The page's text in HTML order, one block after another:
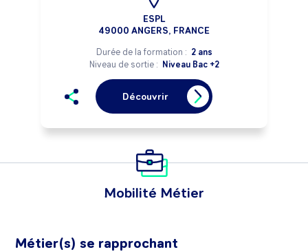
ESPL
49000 ANGERS, FRANCE
Durée de la formation : 2 ans
Niveau de sortie : Niveau Bac +2
Découvrir
Mobilité Métier
Métier(s) se rapprochant